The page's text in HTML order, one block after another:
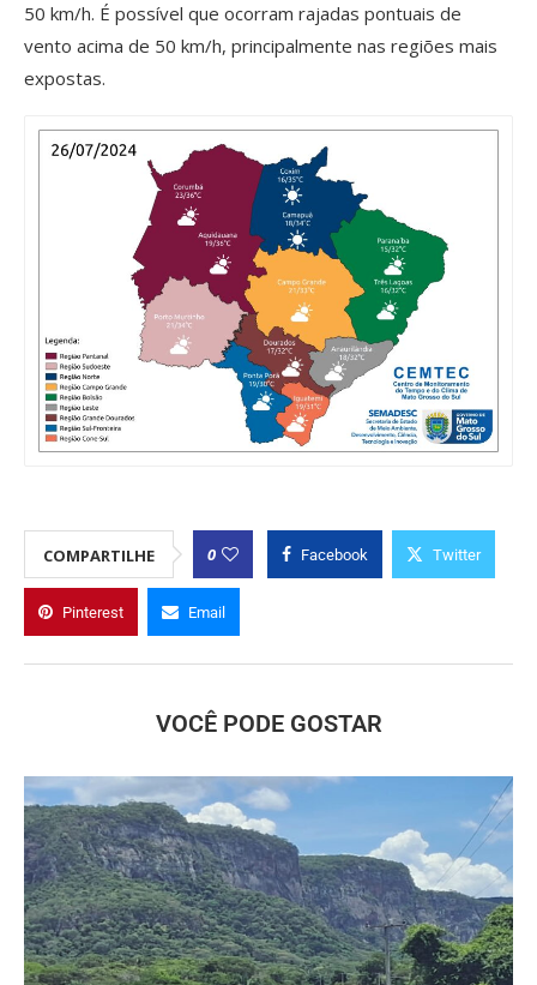
50 km/h. É possível que ocorram rajadas pontuais de
vento acima de 50 km/h, principalmente nas regiões mais
expostas.
COMPARTILHE 0 Facebook Twitter
Pinterest Email
VOCÊ PODE GOSTAR